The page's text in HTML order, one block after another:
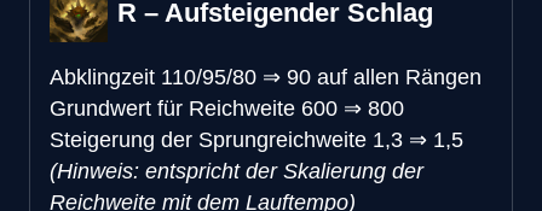
R – Aufsteigender Schlag
Abklingzeit 110/95/80 ⇒ 90 auf allen Rängen
Grundwert für Reichweite 600 ⇒ 800
Steigerung der Sprungreichweite 1,3 ⇒ 1,5
(Hinweis: entspricht der Skalierung der
Reichweite mit dem Lauftempo)